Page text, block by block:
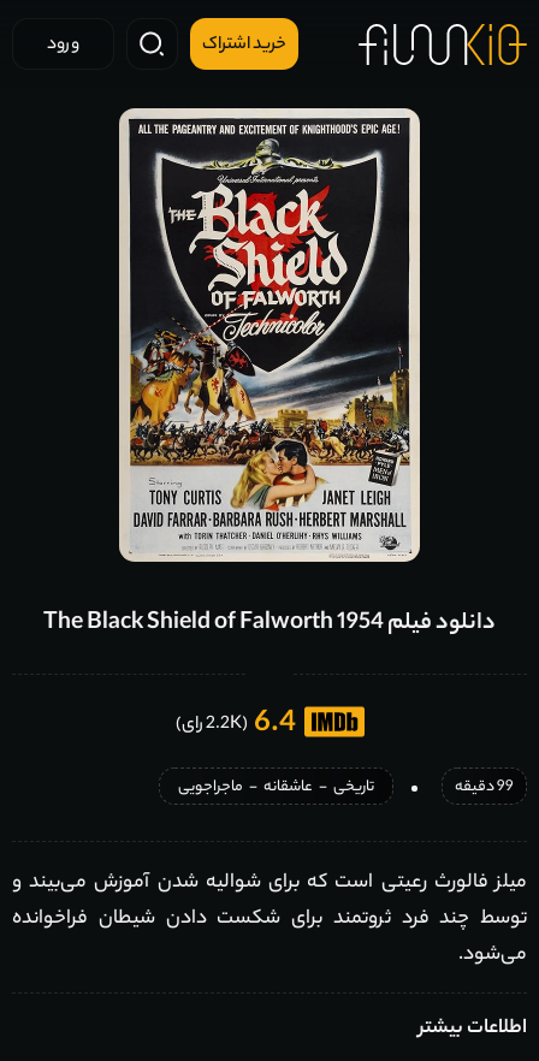
خرید اشتراک ورود
دانلود فیلم The Black Shield of Falworth 1954
6.4 (2.2K رای)
99 دقیقه تاریخی - عاشقانه - ماجراجویی
میلز فالورث رعیتی است که برای شوالیه شدن آموزش می‌بیند و
توسط چند فرد ثروتمند برای شکست دادن شیطان فراخوانده
می‌شود.
اطلاعات بیشتر